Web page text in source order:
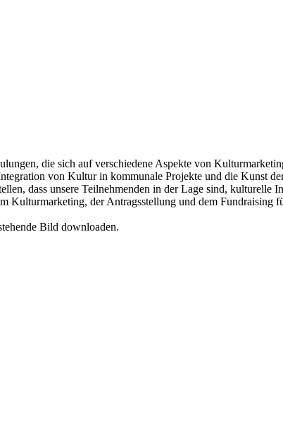
die sich auf verschiedene Aspekte von
von Kultur in kommunale Projekte und die Kunst
dass unsere Teilnehmenden in der Lage sind,
Kulturmarketing, der Antragsstellung und dem
Bild downloaden.